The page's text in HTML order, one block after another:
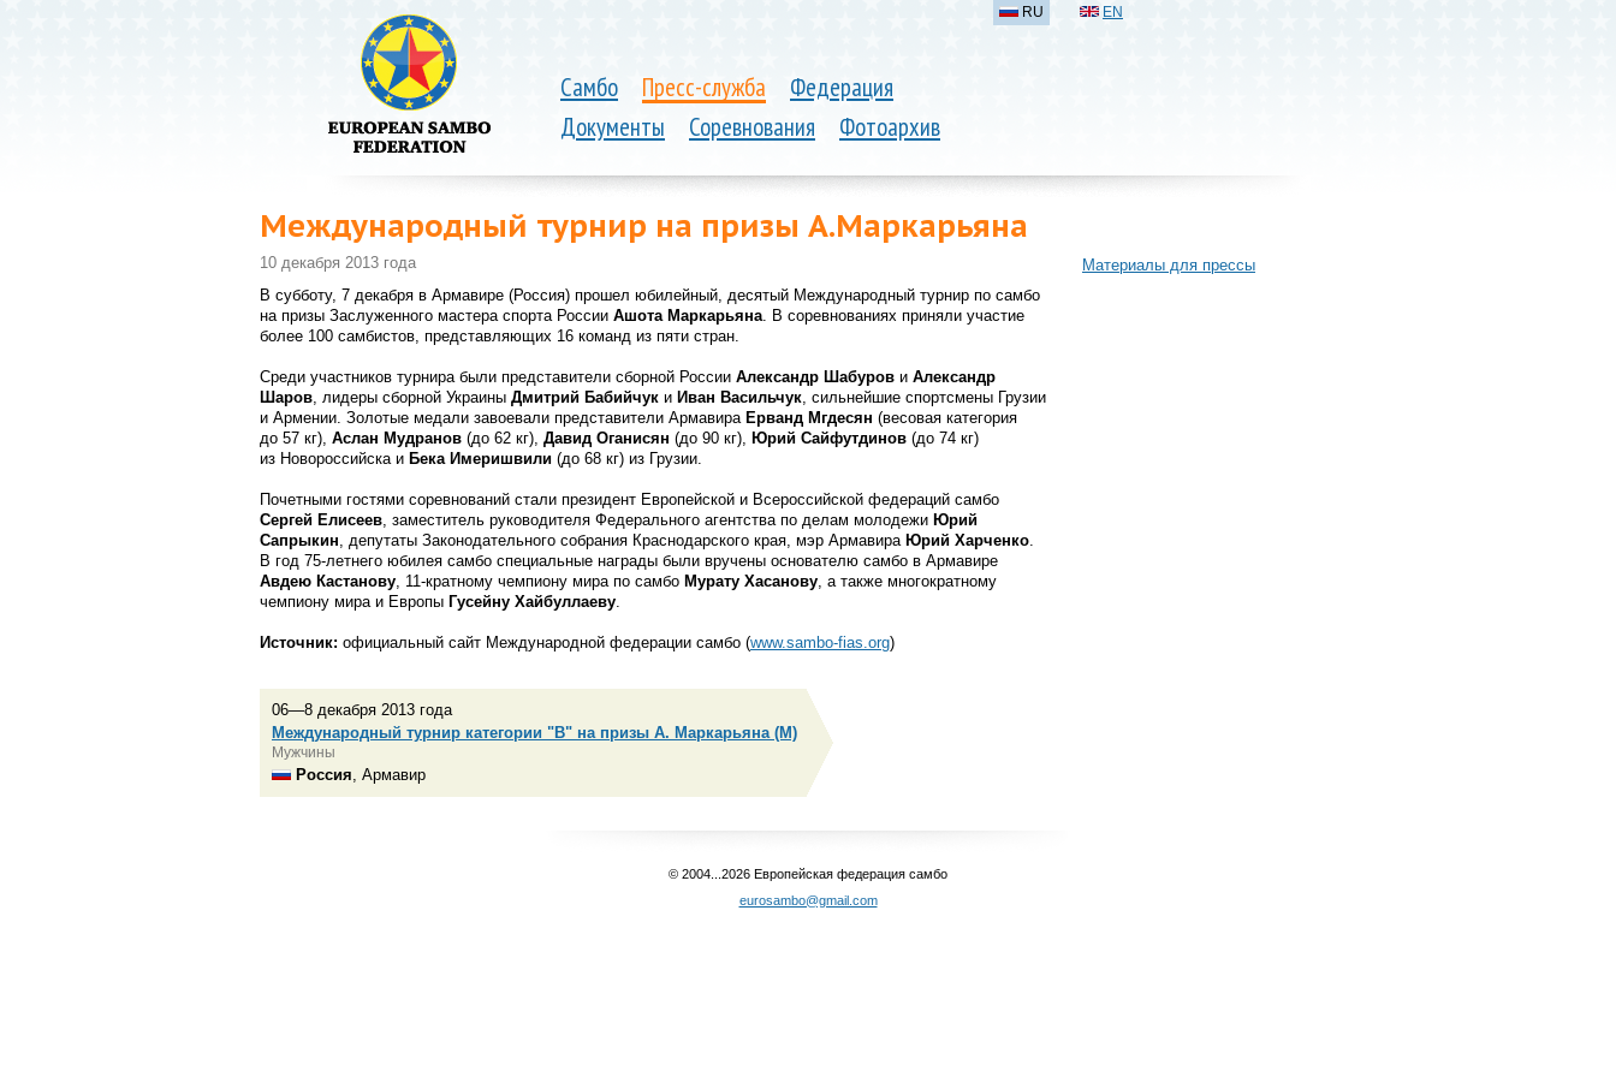
Самбо Пресс-служба
Федерация
Документы
Соревнования Фотоархив
RU EN
Международный турнир на призы А.Маркарьяна
10 декабря 2013 года
В субботу, 7 декабря в Армавире (Россия) прошел юбилейный, десятый Международный турнир по самбо
на призы Заслуженного мастера спорта России Ашота Маркарьяна. В соревнованиях приняли участие
более 100 самбистов, представляющих 16 команд из пяти стран.
Среди участников турнира были представители сборной России Александр Шабуров и Александр
Шаров, лидеры сборной Украины Дмитрий Бабийчук и Иван Васильчук, сильнейшие спортсмены Грузии
и Армении. Золотые медали завоевали представители Армавира Ерванд Мгдесян (весовая категория
до 57 кг), Аслан Мудранов (до 62 кг), Давид Оганисян (до 90 кг), Юрий Сайфутдинов (до 74 кг)
из Новороссийска и Бека Имеришвили (до 68 кг) из Грузии.
Почетными гостями соревнований стали президент Европейской и Всероссийской федераций самбо
Сергей Елисеев, заместитель руководителя Федерального агентства по делам молодежи Юрий
Сапрыкин, депутаты Законодательного собрания Краснодарского края, мэр Армавира Юрий Харченко.
В год 75-летнего юбилея самбо специальные награды были вручены основателю самбо в Армавире
Авдею Кастанову, 11-кратному чемпиону мира по самбо Мурату Хасанову, а также многократному
чемпиону мира и Европы Гусейну Хайбуллаеву.
Источник: официальный сайт Международной федерации самбо (www.sambo-fias.org)
06—8 декабря 2013 года
Международный турнир категории "B" на призы А. Маркарьяна (М)
Мужчины
Россия , Армавир
Материалы для прессы
© 2004...2026 Европейская федерация самбо
eurosambo@gmail.com